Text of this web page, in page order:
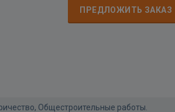
ПРЕДЛОЖИТЬ ЗАКАЗ
Общестроительные работы.